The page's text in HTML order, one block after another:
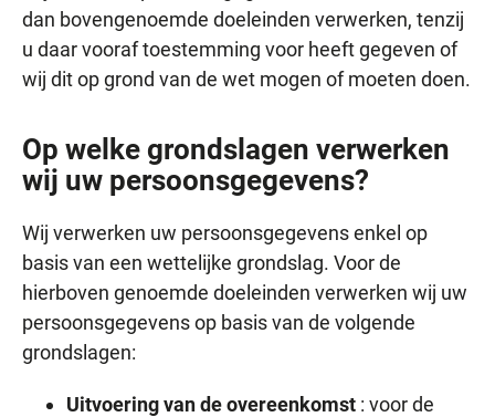
dan bovengenoemde doeleinden verwerken, tenzij
u daar vooraf toestemming voor heeft gegeven of
wij dit op grond van de wet mogen of moeten doen.
Op welke grondslagen verwerken
wij uw persoonsgegevens?
Wij verwerken uw persoonsgegevens enkel op
basis van een wettelijke grondslag. Voor de
hierboven genoemde doeleinden verwerken wij uw
persoonsgegevens op basis van de volgende
grondslagen:
Uitvoering van de overeenkomst : voor de